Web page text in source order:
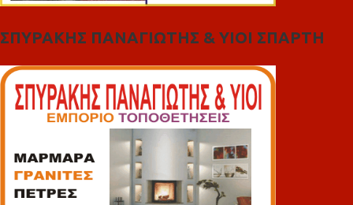
ΣΠΥΡΑΚΗΣ ΠΑΝΑΓΙΩΤΗΣ & YIOI ΣΠΑΡΤΗ